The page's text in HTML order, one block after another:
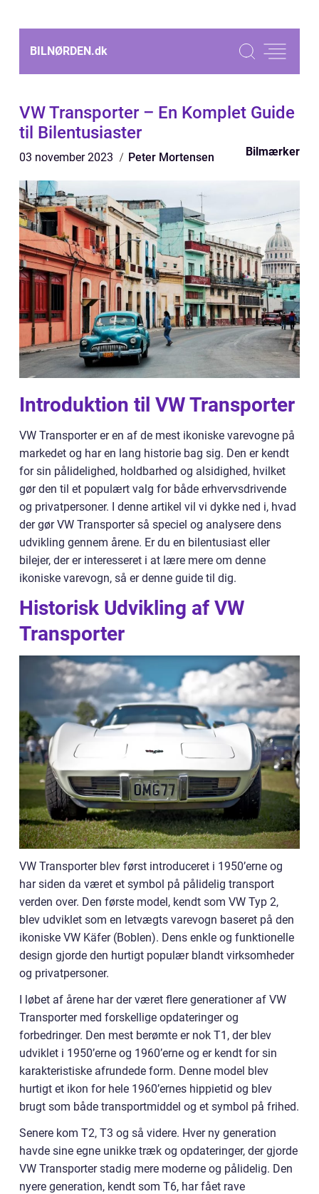
BILNØRDEN.dk
VW Transporter – En Komplet Guide
til Bilentusiaster
03 november 2023 Peter Mortensen Bilmærker
Introduktion til VW Transporter
VW Transporter er en af de mest ikoniske varevogne på
markedet og har en lang historie bag sig. Den er kendt
for sin pålidelighed, holdbarhed og alsidighed, hvilket
gør den til et populært valg for både erhvervsdrivende
og privatpersoner. I denne artikel vil vi dykke ned i, hvad
der gør VW Transporter så speciel og analysere dens
udvikling gennem årene. Er du en bilentusiast eller
bilejer, der er interesseret i at lære mere om denne
ikoniske varevogn, så er denne guide til dig.
Historisk Udvikling af VW
Transporter
VW Transporter blev først introduceret i 1950’erne og
har siden da været et symbol på pålidelig transport
verden over. Den første model, kendt som VW Typ 2,
blev udviklet som en letvægts varevogn baseret på den
ikoniske VW Käfer (Boblen). Dens enkle og funktionelle
design gjorde den hurtigt populær blandt virksomheder
og privatpersoner.
I løbet af årene har der været flere generationer af VW
Transporter med forskellige opdateringer og
forbedringer. Den mest berømte er nok T1, der blev
udviklet i 1950’erne og 1960’erne og er kendt for sin
karakteristiske afrundede form. Denne model blev
hurtigt et ikon for hele 1960’ernes hippietid og blev
brugt som både transportmiddel og et symbol på frihed.
Senere kom T2, T3 og så videre. Hver ny generation
havde sine egne unikke træk og opdateringer, der gjorde
VW Transporter stadig mere moderne og pålidelig. Den
nyere generation, kendt som T6, har fået rave